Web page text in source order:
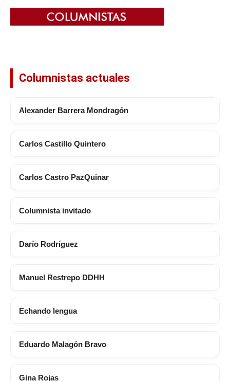
Columnistas actuales
Alexander Barrera Mondragón
Carlos Castillo Quintero
Carlos Castro PazQuinar
Columnista invitado
Darío Rodríguez
Manuel Restrepo DDHH
Echando lengua
Eduardo Malagón Bravo
Gina Rojas